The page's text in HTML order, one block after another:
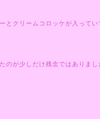
とクリームコロッケが入って
のが少しだけ残念ではありまし